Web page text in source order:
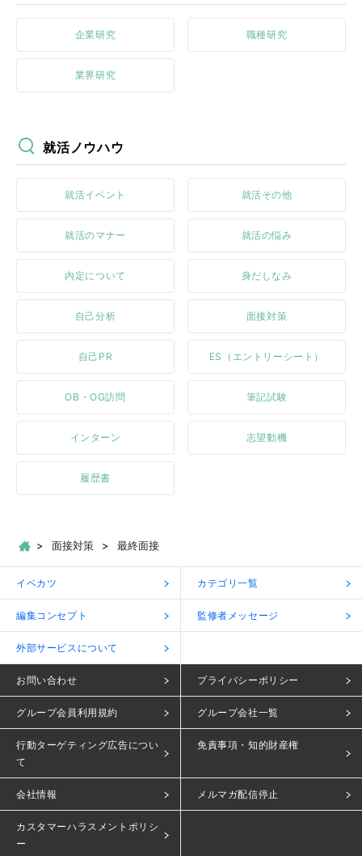
企業研究 職種研究
業界研究
就活ノウハウ
就活イベント 就活その他
就活のマナー 就活の悩み
内定について 身だしなみ
自己分析 面接対策
自己PR ES（エントリーシート）
OB・OG訪問 筆記試験
インターン 志望動機
履歴書
面接対策 最終面接
イベカツ カテゴリ一覧
編集コンセプト 監修者メッセージ
外部サービスについて
お問い合わせ プライバシーポリシー
グループ会員利用規約 グループ会社一覧
行動ターゲティング広告につい
て
免責事項・知的財産権
会社情報 メルマガ配信停止
カスタマーハラスメントポリシ
ー